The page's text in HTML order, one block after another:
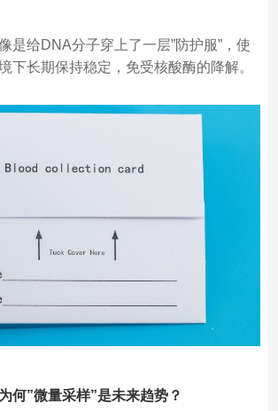
是给DNA分子穿上了一层”防护服”，使
下长期保持稳定，免受核酸酶的降解。
何”微量采样”是未来趋势？